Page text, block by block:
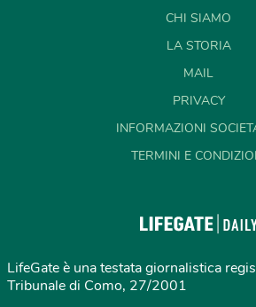
CHI SIAMO
LA STORIA
MAIL
PRIVACY
INFORMAZIONI
TERMINI E
LifeGate è una testata giornalistica
Tribunale di Como, 27/2001